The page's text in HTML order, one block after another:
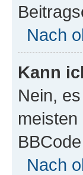
Nach
Kann
Nein,
Nach